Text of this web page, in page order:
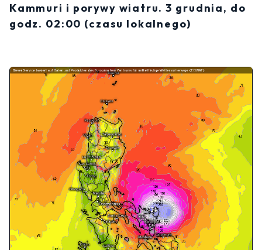
Kammuri i porywy wiatru. 3 grudnia, do
godz. 02:00 (czasu lokalnego)